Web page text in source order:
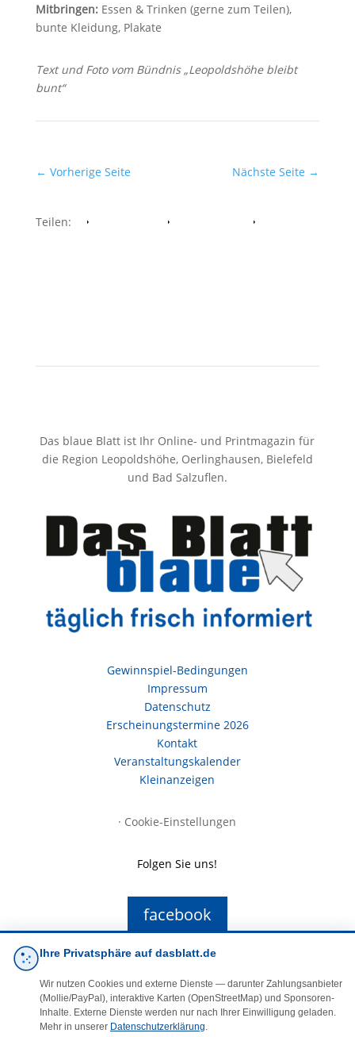
Mitbringen:Essen & Trinken (gerne zum Teilen),
bunte Kleidung, Plakate
Text und Foto vom Bündnis „Leopoldshöhe bleibt
bunt“
← Vorherige Seite Nächste Seite →
Teilen: Facebook Whatsapp Twitter
Das blaue Blatt ist Ihr Online- und Printmagazin für
die Region Leopoldshöhe, Oerlinghausen, Bielefeld
und Bad Salzuflen.
Gewinnspiel-Bedingungen
Impressum
Datenschutz
Erscheinungstermine 2026
Kontakt
Veranstaltungskalender
Kleinanzeigen
· Cookie-Einstellungen
Folgen Sie uns!
facebook
E-Mail
Ihre Privatsphäre auf dasblatt.de
Wir nutzen Cookies und externe Dienste — darunter Zahlungsanbieter
(Mollie/PayPal), interaktive Karten (OpenStreetMap) und Sponsoren-
Inhalte. Externe Dienste werden nur nach Ihrer Einwilligung geladen.
Mehr in unserer Datenschutzerklärung.